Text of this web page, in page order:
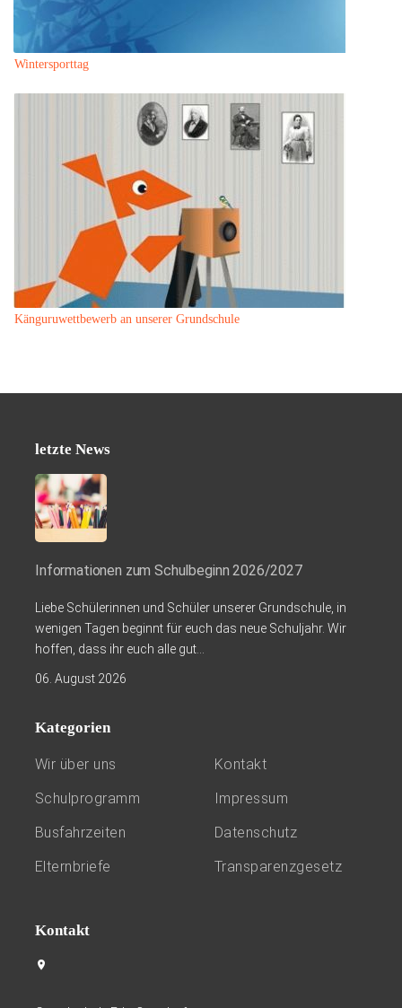
Wintersporttag
Känguruwettbewerb an unserer Grundschule
letzte News
Informationen zum Schulbeginn 2026/2027
Liebe Schülerinnen und Schüler unserer Grundschule, in
wenigen Tagen beginnt für euch das neue Schuljahr. Wir
hoffen, dass ihr euch alle gut...
06. August 2026
Kategorien
Wir über uns
Schulprogramm
Busfahrzeiten
Elternbriefe
Kontakt
Impressum
Datenschutz
Transparenzgesetz
Kontakt